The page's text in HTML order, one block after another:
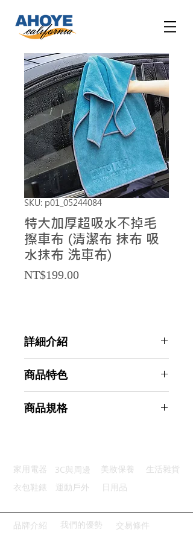
SKU: p01_05244084
特大加厚超吸水不掉毛
擦車布 (清潔布 抹布 吸
水抹布 洗車布)
NT$199.00Price
詳細介紹
商品特色
不掉毛屑：細織工藝耐磨不掉毛絮
商品規格
主要材質：纖維
商品尺寸：24*21*2.5cm
產地名稱：中國大陸
代理商：亞桓有限公司
家用電器 3C與周邊 美妝保養
生活雜貨
衣包鞋錶
運動戶外 日用品
品牌介紹 我們的優勢 交易條件